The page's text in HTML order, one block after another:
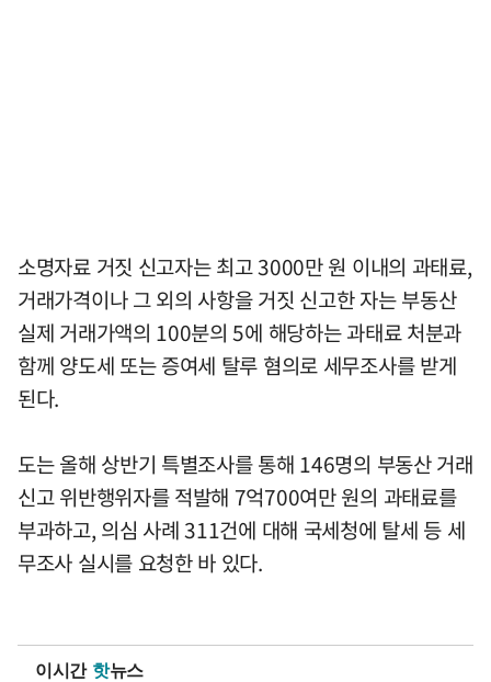
소명자료 거짓 신고자는 최고 3000만 원 이내의 과태료,
거래가격이나 그 외의 사항을 거짓 신고한 자는 부동산
실제 거래가액의 100분의 5에 해당하는 과태료 처분과
함께 양도세 또는 증여세 탈루 혐의로 세무조사를 받게
된다.
도는 올해 상반기 특별조사를 통해 146명의 부동산 거래
신고 위반행위자를 적발해 7억700여만 원의 과태료를
부과하고, 의심 사례 311건에 대해 국세청에 탈세 등 세
무조사 실시를 요청한 바 있다.
이시간 핫뉴스